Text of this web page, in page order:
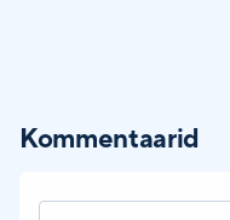
Kommentaarid